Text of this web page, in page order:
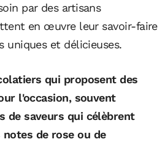
par des artisans
en œuvre leur savoir-faire
uniques et délicieuses.
qui proposent des
l'occasion, souvent
de saveurs qui célèbrent
de rose ou de